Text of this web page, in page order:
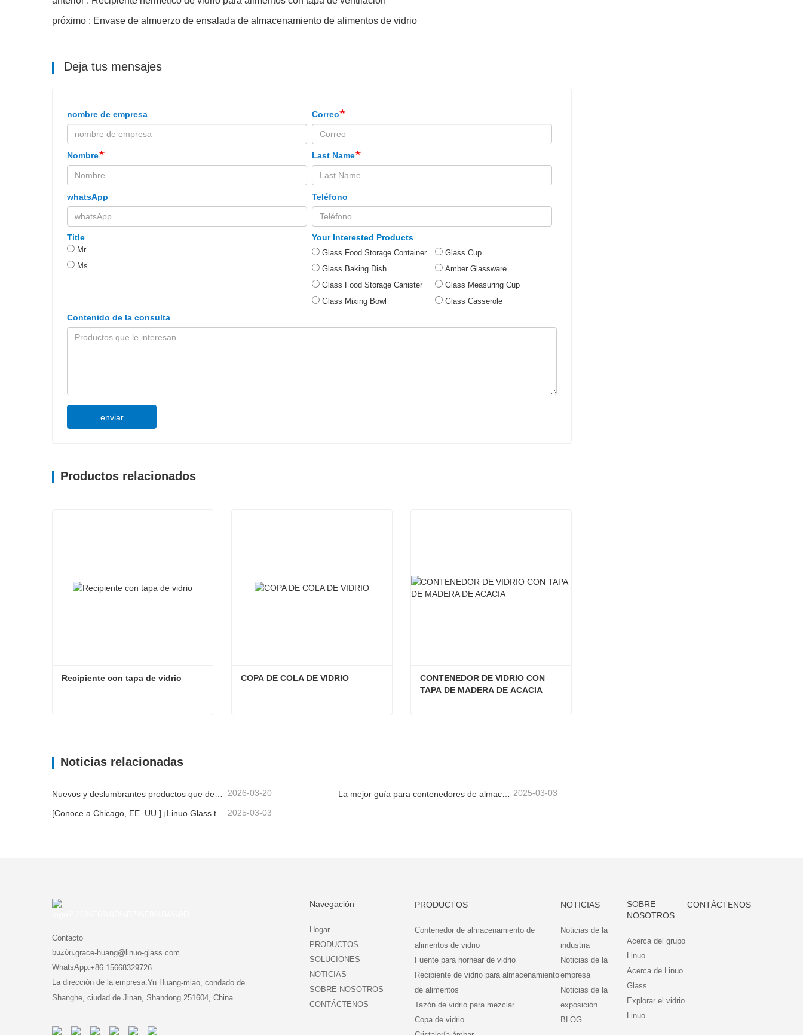
próximo : Envase de almuerzo de ensalada de almacenamiento de alimentos de vidrio
Deja tus mensajes
nombre de empresa Correo
Nombre Last Name
whatsApp Teléfono
Title
Mr
Ms
Your Interested Products
Glass Food Storage Container
Glass Baking Dish
Glass Food Storage Canister
Glass Mixing Bowl
Glass Cup
Amber Glassware
Glass Measuring Cup
Glass Casserole
Contenido de la consulta
enviar
Productos relacionados
Recipiente con tapa de vidrio COPA DE COLA DE VIDRIO
CONTENEDOR DE VIDRIO CON
TAPA DE MADERA DE ACACIA
Noticias relacionadas
2026-03-20 La mejor guía para contenedores de almacenamiento de alimentos de vidrio de borosilicato alto 2025-03-03
2025-03-03
Contacto
buzón:grace-huang@linuo-glass.com
WhatsApp:+86 15668329726
La dirección de la empresa:Yu Huang-miao, condado de
Shanghe, ciudad de Jinan, Shandong 251604, China
Navegación
Hogar
PRODUCTOS
SOLUCIONES
NOTICIAS
SOBRE NOSOTROS
CONTÁCTENOS
PRODUCTOS
Contenedor de almacenamiento de
alimentos de vidrio
Fuente para hornear de vidrio
Recipiente de vidrio para almacenamiento
de alimentos
Tazón de vidrio para mezclar
Copa de vidrio
NOTICIAS
Noticias de la
industria
Noticias de la
empresa
Noticias de la
exposición
BLOG
SOBRE
NOSOTROS
Acerca del grupo
Linuo
Acerca de Linuo
Glass
Explorar el vidrio
Linuo
CONTÁCTENOS